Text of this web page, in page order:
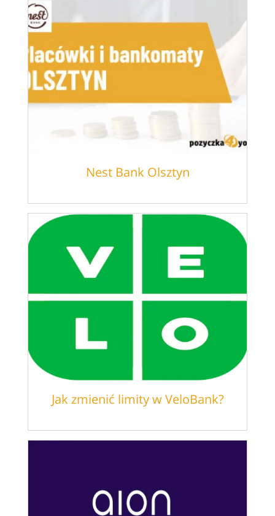
Nest Bank Olsztyn
Jak zmienić limity w VeloBank?